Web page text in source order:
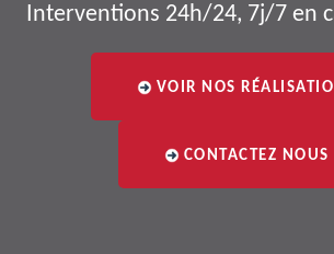
Interventions 24h/24, 7j/7 en
VOIR NOS
CONTACTEZ NOUS